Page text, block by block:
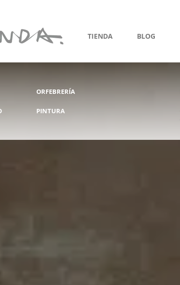
TIENDA BLOG
ORFEBRERÍA
PINTURA